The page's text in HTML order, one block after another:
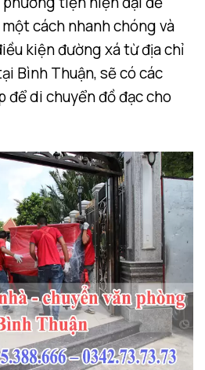
cách nhanh chóng và
kiện đường xá từ địa chỉ
Bình Thuận, sẽ có các
để di chuyển đồ đạc cho